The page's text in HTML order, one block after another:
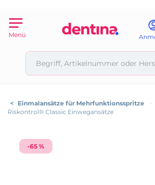
Menü
< Einmalansätze für Mehrfunktionsspritze
>
Riskontrol® Classic Einwegansätze
-65 %